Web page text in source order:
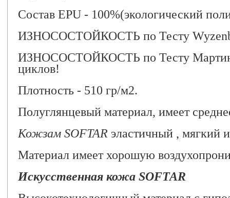
Состав EPU - 100%(экологический
ИЗНОСОСТОЙКОСТЬ по Тесту
ИЗНОСОСТОЙКОСТЬ по Тесту
циклов!
Плотность - 510 гр/м2.
Полуглянцевый материал, имеет
Кожзам SOFTAR эластичный , мягкий
Материал имеет хорошую
Искусственная кожа SOFTAR